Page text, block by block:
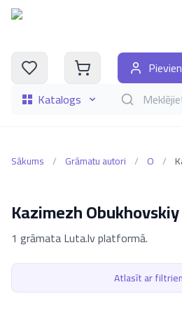
Katalogs Meklēt
Sākums / Grāmatu autori / O /
Kazimezh Obukhovskiy
1 grāmata Luta.lv platformā.
Atlasīt ar